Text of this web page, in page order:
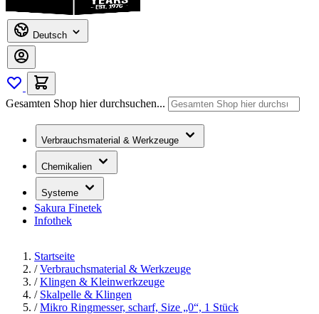
Deutsch
Gesamten Shop hier durchsuchen...
Verbrauchsmaterial & Werkzeuge
Chemikalien
Systeme
Sakura Finetek
Infothek
Startseite
/ Verbrauchsmaterial & Werkzeuge
/ Klingen & Kleinwerkzeuge
/ Skalpelle & Klingen
/ Mikro Ringmesser, scharf, Size „0“, 1 Stück